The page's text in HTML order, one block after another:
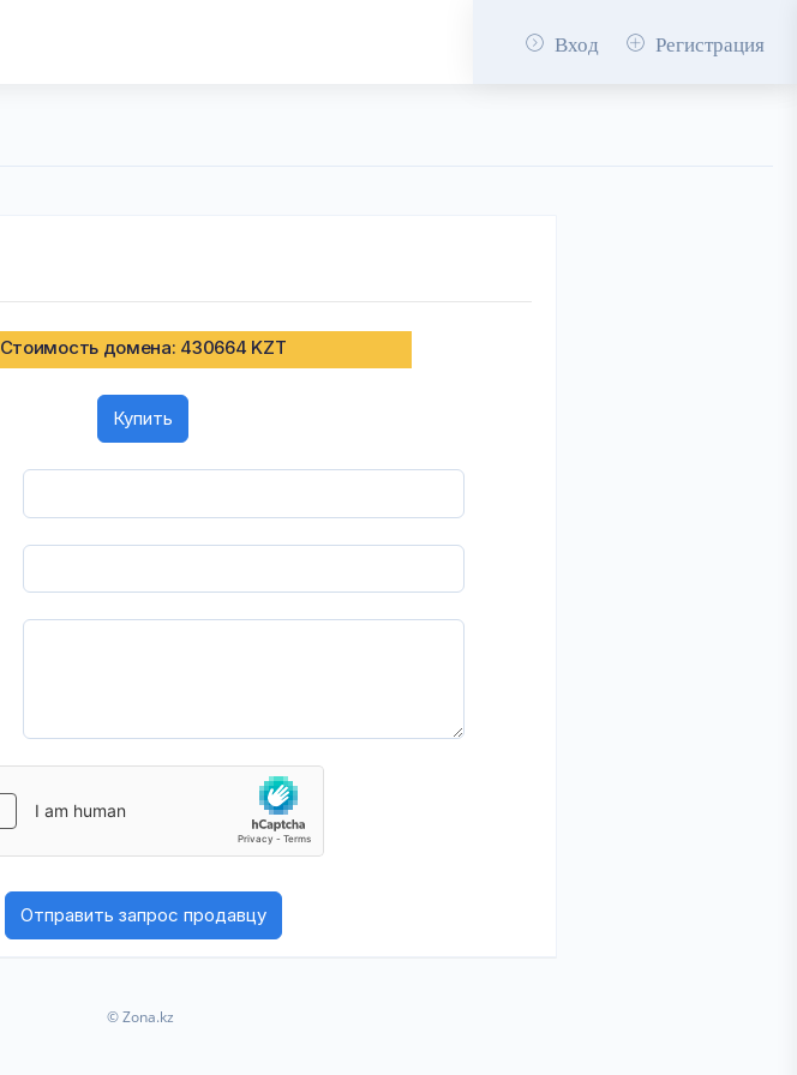
Вход Регистрация
Стоимость домена: 430664 KZT
Купить
© Zona.kz